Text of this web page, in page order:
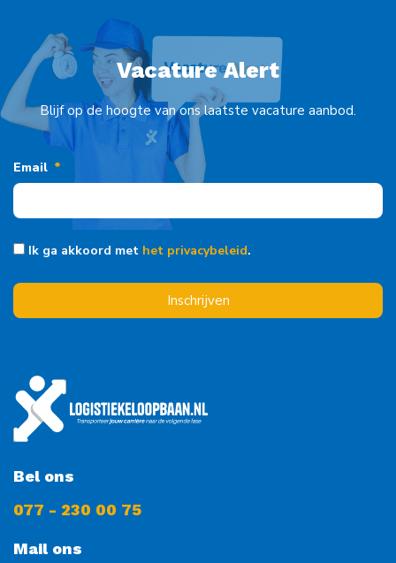
Vacature Alert
Blijf op de hoogte van ons laatste vacature aanbod.
Email
Ik ga akkoord met het privacybeleid.
Inschrijven
Bel ons
077 - 230 00 75
Mail ons